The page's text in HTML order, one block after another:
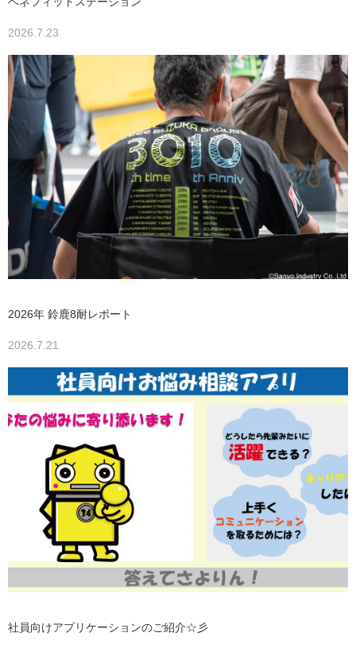
2026.7.23
2026年 鈴鹿8耐レポート
2026.7.21
社員向けアプリケーションのご紹介☆彡